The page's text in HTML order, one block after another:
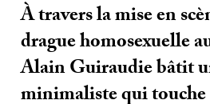
À travers la mise en
drague homosexuelle
Alain Guiraudie bâtit
minimaliste qui touche